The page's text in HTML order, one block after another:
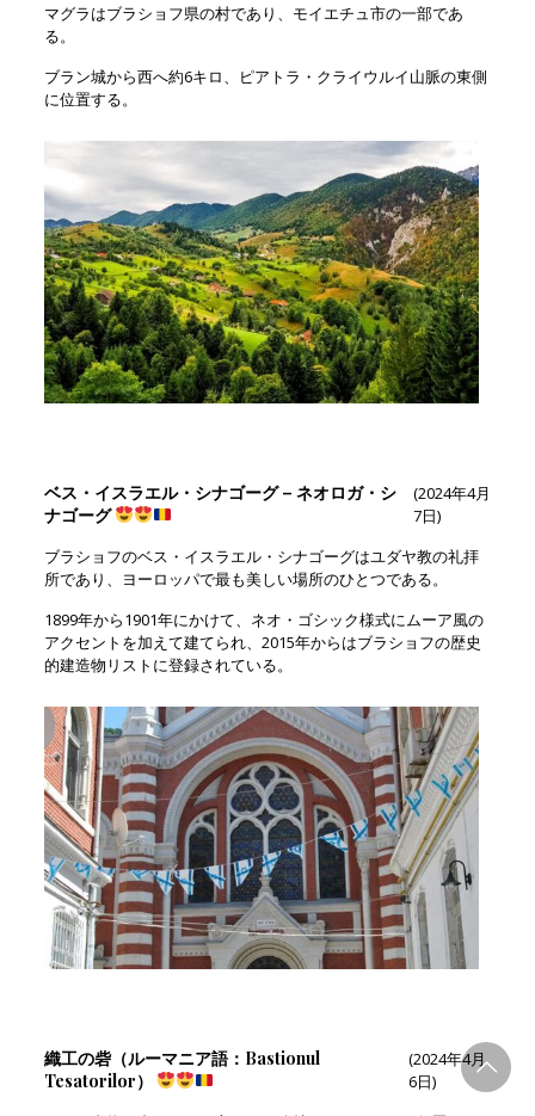
マグラはブラショフ県の村であり、モイエチュ市の一部であ
る。
ブラン城から西へ約6キロ、ピアトラ・クライウルイ山脈の東側
に位置する。
ベス・イスラエル・シナゴーグ – ネオロガ・シ
ナゴーグ
(2024年4月
7日)
ブラショフのベス・イスラエル・シナゴーグはユダヤ教の礼拝
所であり、ヨーロッパで最も美しい場所のひとつである。
1899年から1901年にかけて、ネオ・ゴシック様式にムーア風の
アクセントを加えて建てられ、2015年からはブラショフの歴史
的建造物リストに登録されている。
織工の砦（ルーマニア語：Bastionul
Tesatorilor）
(2024年4月
6日)